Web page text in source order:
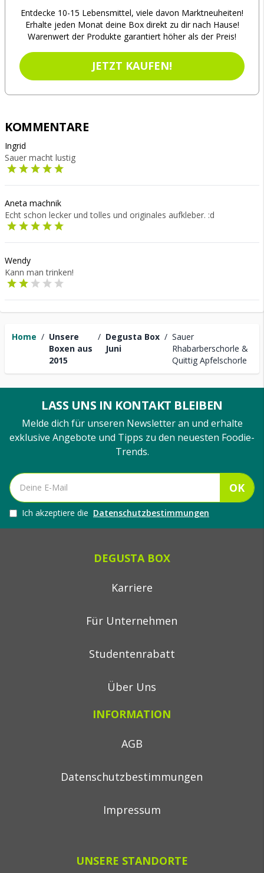
Home / Unsere
Boxen aus
2015
/ Degusta Box
Juni
/ Sauer
Rhabarberschorle &
Quittig Apfelschorle
Entdecke 10-15 Lebensmittel, viele davon Marktneuheiten!
Erhalte jeden Monat deine Box direkt zu dir nach Hause!
Warenwert der Produkte garantiert höher als der Preis!
JETZT KAUFEN!
KOMMENTARE
Ingrid
Sauer macht lustig
Aneta machnik
Echt schon lecker und tolles und originales aufkleber. :d
Wendy
Kann man trinken!
LASS UNS IN KONTAKT BLEIBEN
Melde dich für unseren Newsletter an und erhalte
exklusive Angebote und Tipps zu den neuesten Foodie-
Trends.
OK
Ich akzeptiere die Datenschutzbestimmungen
DEGUSTA BOX
Karriere
Für Unternehmen
Studentenrabatt
Über Uns
INFORMATION
AGB
Datenschutzbestimmungen
Impressum
UNSERE STANDORTE